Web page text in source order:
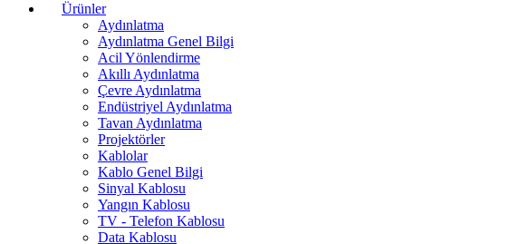
Ürünler
Aydınlatma
Aydınlatma Genel Bilgi
Acil Yönlendirme
Akıllı Aydınlatma
Çevre Aydınlatma
Endüstriyel Aydınlatma
Tavan Aydınlatma
Projektörler
Kablolar
Kablo Genel Bilgi
Sinyal Kablosu
Yangın Kablosu
TV - Telefon Kablosu
Data Kablosu